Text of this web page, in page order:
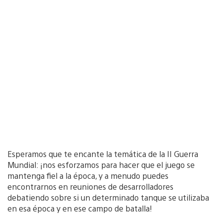
Esperamos que te encante la temática de la II Guerra
Mundial: ¡nos esforzamos para hacer que el juego se
mantenga fiel a la época, y a menudo puedes
encontrarnos en reuniones de desarrolladores
debatiendo sobre si un determinado tanque se utilizaba
en esa época y en ese campo de batalla!